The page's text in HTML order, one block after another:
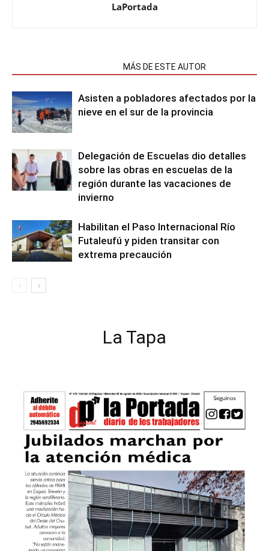
LaPortada
MÁS DE ESTE AUTOR
Asisten a pobladores afectados por la
nieve en el sur de la provincia
Delegación de Escuelas dio detalles
sobre las obras en escuelas de la
región durante las vacaciones de
invierno
Habilitan el Paso Internacional Río
Futaleufú y piden transitar con
extrema precaución
La Tapa